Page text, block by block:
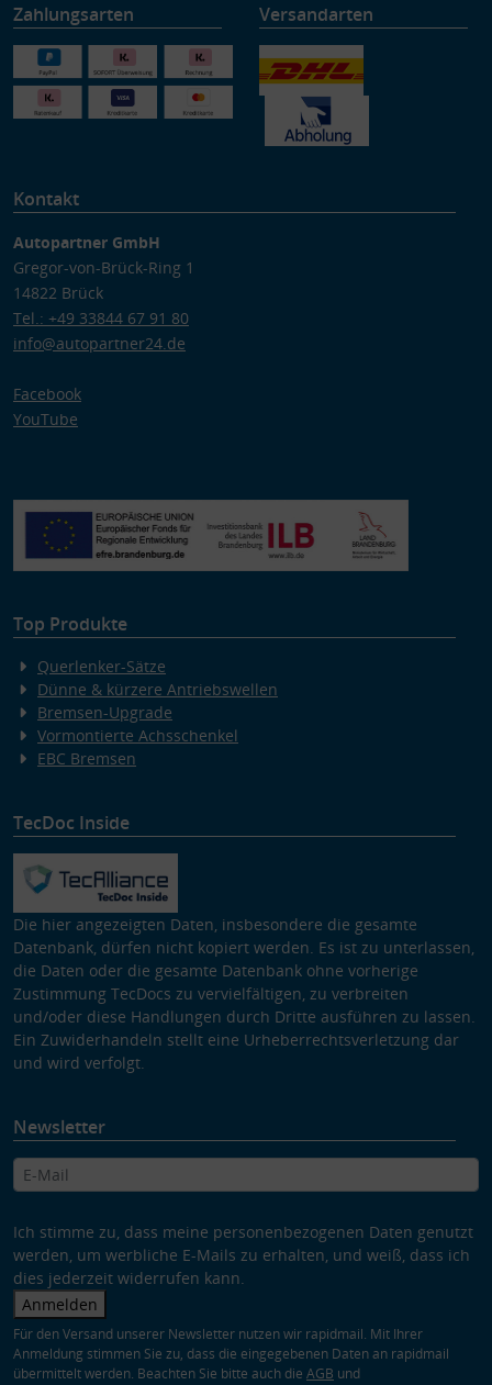
Zahlungsarten Versandarten
Kontakt
Autopartner GmbH
Gregor-von-Brück-Ring 1
14822 Brück
Tel.: +49 33844 67 91 80
info@autopartner24.de
Facebook
YouTube
Top Produkte
Querlenker-Sätze
Dünne & kürzere Antriebswellen
Bremsen-Upgrade
Vormontierte Achsschenkel
EBC Bremsen
TecDoc Inside
Die hier angezeigten Daten, insbesondere die gesamte
Datenbank, dürfen nicht kopiert werden. Es ist zu unterlassen,
die Daten oder die gesamte Datenbank ohne vorherige
Zustimmung TecDocs zu vervielfältigen, zu verbreiten
und/oder diese Handlungen durch Dritte ausführen zu lassen.
Ein Zuwiderhandeln stellt eine Urheberrechtsverletzung dar
und wird verfolgt.
Newsletter
Ich stimme zu, dass meine personenbezogenen Daten genutzt
werden, um werbliche E-Mails zu erhalten, und weiß, dass ich
dies jederzeit widerrufen kann.
Anmelden
Für den Versand unserer Newsletter nutzen wir rapidmail. Mit Ihrer
Anmeldung stimmen Sie zu, dass die eingegebenen Daten an rapidmail
übermittelt werden. Beachten Sie bitte auch die AGB und